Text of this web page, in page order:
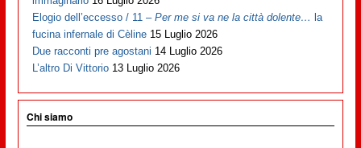
Elogio dell’eccesso / 11 –Per me si va ne la città dolente… la
fucina infernale di Cèline 15 Luglio 2026
Due racconti pre agostani 14 Luglio 2026
L’altro Di Vittorio 13 Luglio 2026
Chi siamo